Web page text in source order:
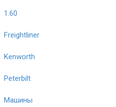
1.60
Freightliner
Kenworth
Peterbilt
Машины